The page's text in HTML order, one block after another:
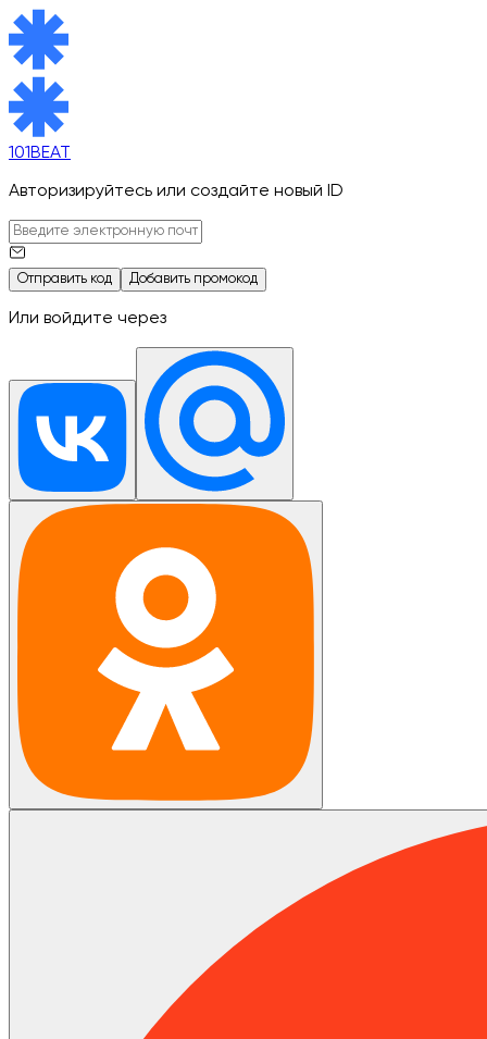
101BEAT
Авторизируйтесь или создайте новый ID
Отправить код Добавить промокод
Или войдите через